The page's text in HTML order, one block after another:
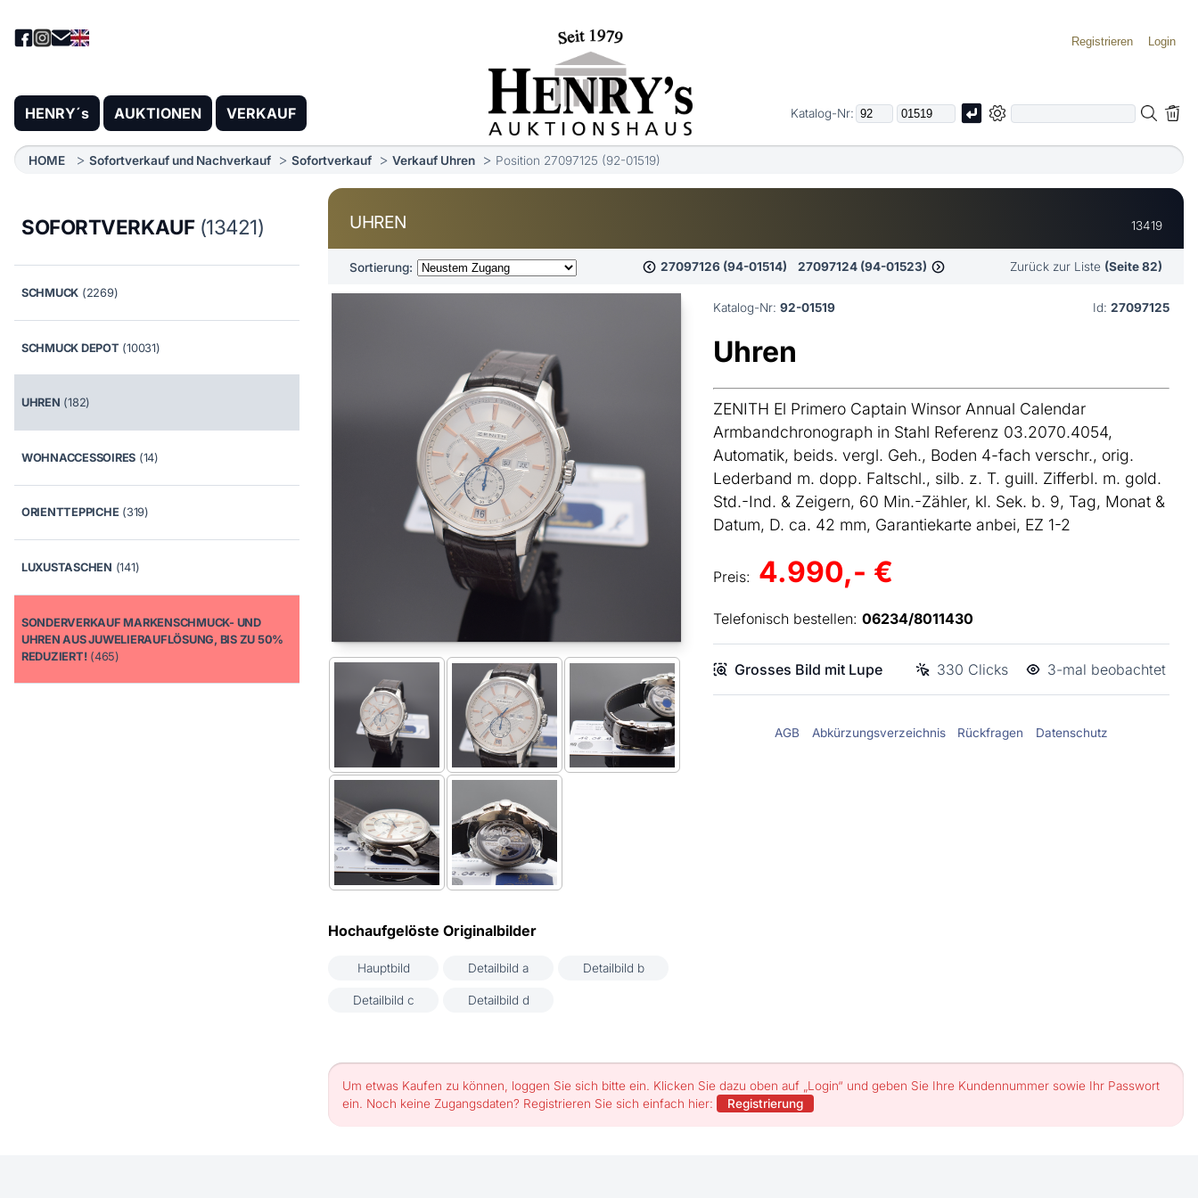
Registrieren Login
HENRY´s AUKTIONEN VERKAUF Katalog-Nr:
HOME Sofortverkauf und Nachverkauf Sofortverkauf Verkauf Uhren Position 27097125 (92-01519)
SOFORTVERKAUF(13421)
SCHMUCK (2269)
SCHMUCK DEPOT (10031)
UHREN (182)
WOHNACCESSOIRES (14)
ORIENTTEPPICHE (319)
LUXUSTASCHEN (141)
SONDERVERKAUF MARKENSCHMUCK- UND
UHREN AUS JUWELIERAUFLÖSUNG, BIS ZU 50%
REDUZIERT!(465)
UHREN 13419
Sortierung: 27097126 (94-01514) 27097124 (94-01523) Zurück zur Liste (Seite 82)
Hochaufgelöste Originalbilder
Hauptbild Detailbild a Detailbild b
Detailbild c Detailbild d
Katalog-Nr: 92-01519 Id: 27097125
Uhren
ZENITH El Primero Captain Winsor Annual Calendar
Armbandchronograph in Stahl Referenz 03.2070.4054,
Automatik, beids. vergl. Geh., Boden 4-fach verschr., orig.
Lederband m. dopp. Faltschl., silb. z. T. guill. Zifferbl. m. gold.
Std.-Ind. & Zeigern, 60 Min.-Zähler, kl. Sek. b. 9, Tag, Monat &
Datum, D. ca. 42 mm, Garantiekarte anbei, EZ 1-2
Preis: 4.990,- €
Telefonisch bestellen: 06234/8011430
Grosses Bild mit Lupe 330 Clicks 3-mal beobachtet
AGB Abkürzungsverzeichnis Rückfragen Datenschutz
Um etwas Kaufen zu können, loggen Sie sich bitte ein. Klicken Sie dazu oben auf „Login“ und geben Sie Ihre Kundennummer sowie Ihr Passwort
ein. Noch keine Zugangsdaten? Registrieren Sie sich einfach hier:
Registrierung